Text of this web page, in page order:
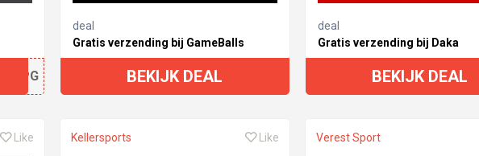
84JPG
deal
Gratis verzending bij GameBalls
BEKIJK DEAL
deal
Gratis verzending bij Daka
BEKIJK DEAL
Like Kellersports Like Verest Sport